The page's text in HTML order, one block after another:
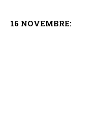
16 NOVEMBRE: